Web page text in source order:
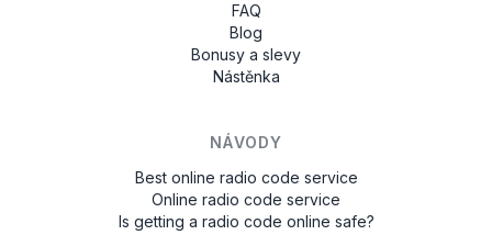
FAQ
Blog
Bonusy a slevy
Nástěnka
NÁVODY
Best online radio code service
Online radio code service
Is getting a radio code online safe?